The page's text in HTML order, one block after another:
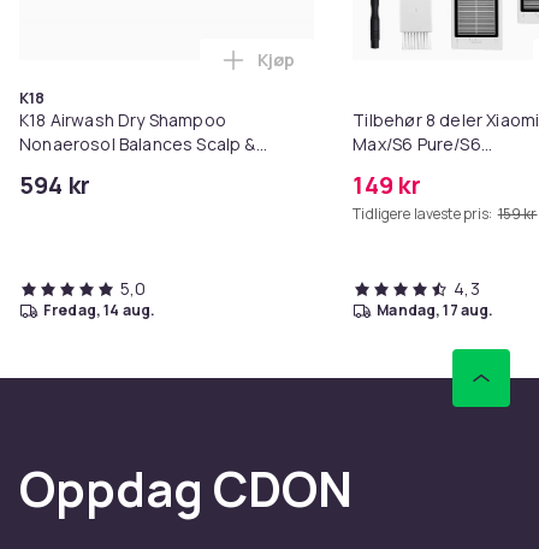
K18
K18 Airwash Dry Shampoo
Nonaerosol Balances Scalp &
594 kr
Legg K18 Airwash Dry
Kjøp
5,0
fredag, 14 aug.
Tilbehør 8 deler
Max/S6 Pure/S6
149 kr
Tidligere laveste pris: 159 kr
4,3
mandag, 17 aug.
Oppdag CDON